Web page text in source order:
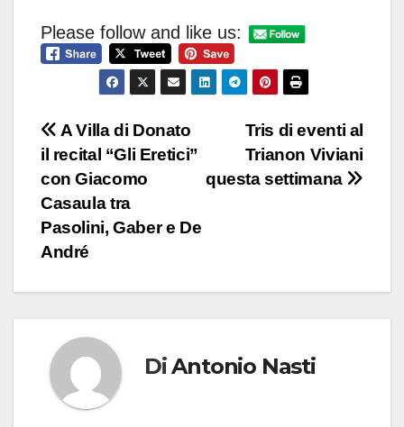
Please follow and like us:
Navigazione
articoli
Tris di eventi al
Trianon Viviani
questa settimana
A Villa di Donato
il recital “Gli Eretici”
con Giacomo
Casaula tra
Pasolini, Gaber e De
André
DiAntonio Nasti